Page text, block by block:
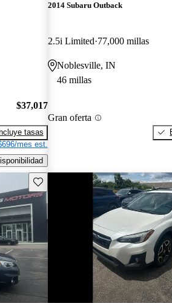
$37,017
tasas
mes est.
2014 Subaru Outback
2.5i Limited 77,000 millas
Noblesville, IN
46 millas
Gran oferta
Guarda este Aviso